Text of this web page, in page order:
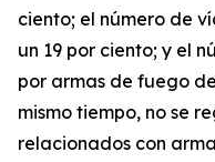
ciento; el número de
un 19 por ciento; y el
por armas de fuego
mismo tiempo, no se
relacionados con